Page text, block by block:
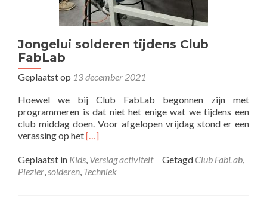
Jongelui solderen tijdens Club
FabLab
Geplaatst op 13 december 2021
Hoewel we bij Club FabLab begonnen zijn met
programmeren is dat niet het enige wat we tijdens een
club middag doen. Voor afgelopen vrijdag stond er een
verassing op hetLees
overJongelui
solderen
[…]
Geplaatst in Kids, Verslag activiteit Getagd Club FabLab,
Plezier,solderen, Techniek